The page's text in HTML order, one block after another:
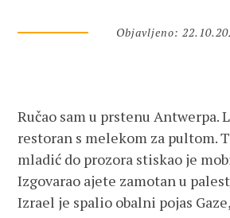
Objavljeno:
Ručao sam u prstenu Antwerpa.
restoran s melekom za pultom.
mladić do prozora stiskao je
Izgovarao ajete zamotan u
Izrael je spalio obalni pojas